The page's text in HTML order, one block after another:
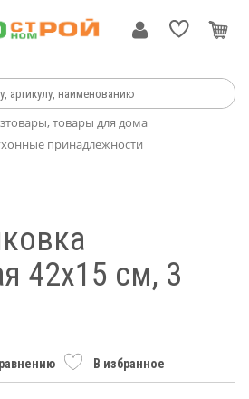
товары для дома
принадлежности
42х15 см, 3
В избранное